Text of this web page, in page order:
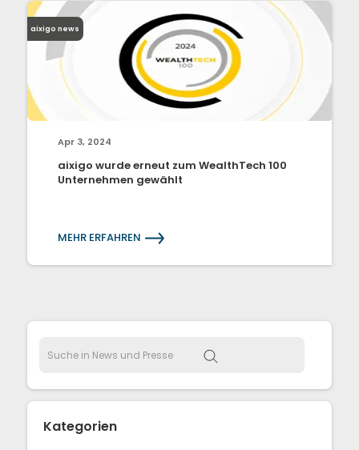
aixigo news
Apr 3, 2024
aixigo wurde erneut zum WealthTech 100
Unternehmen gewählt
MEHR ERFAHREN
Kategorien